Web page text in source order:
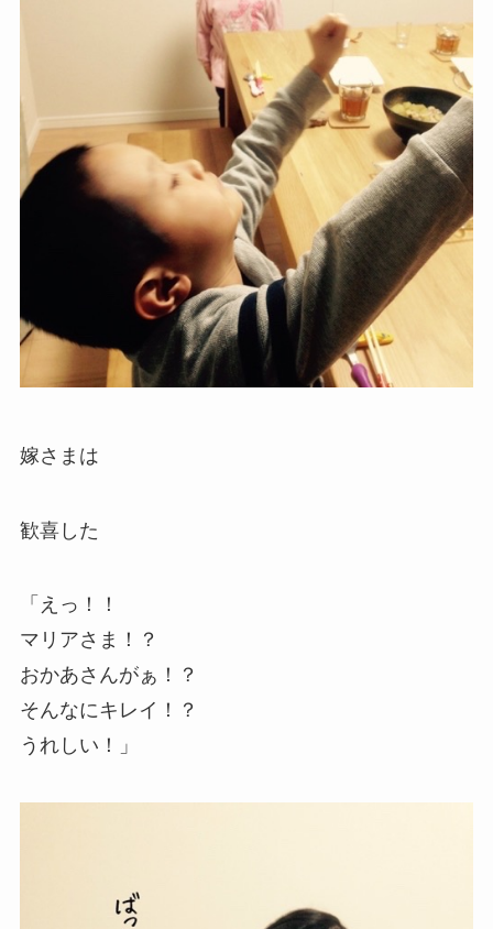
嫁さまは
歓喜した
「えっ！！
マリアさま！？
おかあさんがぁ！？
そんなにキレイ！？
うれしい！」